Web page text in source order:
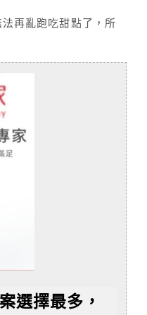
再亂跑吃甜點了，所
選擇最多，